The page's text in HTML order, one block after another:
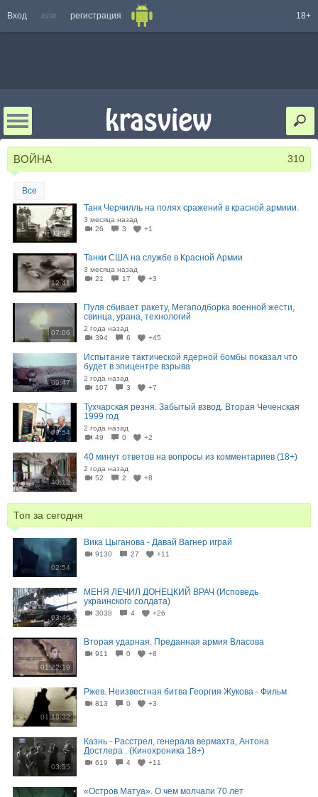
Вход или регистрация 18+
ВОЙНА 310
Все
03:49
Танк Черчилль на полях сражений в красной армиии.
3 месяца назад
26
3 +1
12:41
Танки США на службе в Красной Армии
3 месяца назад
21
17 +3
07:06
Пуля сбивает ракету, Мегаподборка военной жести,
свинца, урана, технологий
2 года назад
394
6 +45
09:47
Испытание тактической ядерной бомбы показал что
будет в эпицентре взрыва
2 года назад
107
3 +7
09:54
Тухчарская резня. Забытый взвод. Вторая Чеченская
1999 год
2 года назад
49
0 +2
40:12
40 минут ответов на вопросы из комментариев (18+)
2 года назад
52
2 +8
Топ за сегодня
02:54
Вика Цыганова - Давай Вагнер играй
9130 27 +11
03:46
МЕНЯ ЛЕЧИЛ ДОНЕЦКИЙ ВРАЧ (Исповедь
украинского солдата)
3038 4 +26
01:22:19
Вторая ударная. Преданная армия Власова
911 0 +8
01:18:32
Ржев. Неизвестная битва Георгия Жукова - Фильм
813 0 +3
03:55
Казнь - Расстрел, генерала вермахта, Антона
Достлера . (Кинохроника 18+)
619 4 +11
«Остров Матуа». О чем молчали 70 лет